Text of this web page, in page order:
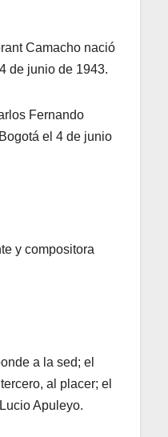
Camacho nació
de junio de 1943.
Fernando
el 4 de junio
y compositora
a la sed; el
al placer; el
Apuleyo.